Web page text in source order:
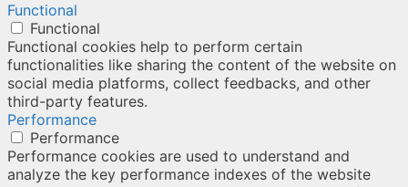
Functional
Functional
Functional cookies help to perform certain
functionalities like sharing the content of the website on
social media platforms, collect feedbacks, and other
third-party features.
Performance
Performance
Performance cookies are used to understand and
analyze the key performance indexes of the website